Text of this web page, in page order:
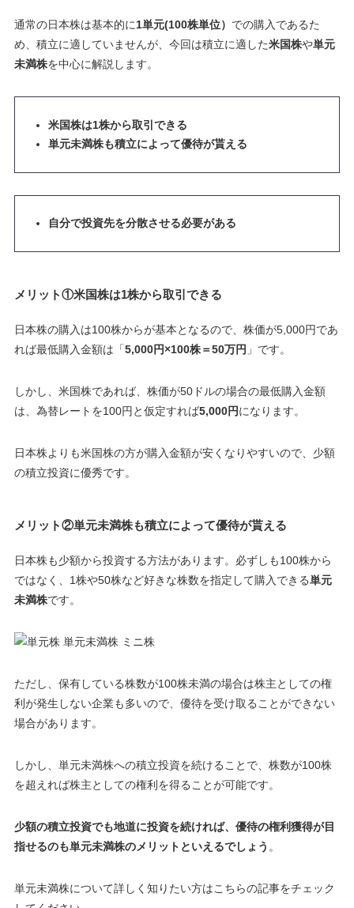
通常の日本株は基本的に1単元(100株単位） での購入であるた
め、積立に適していませんが、今回は積立に適した米国株や単元
未満株を中心に解説します。
米国株は1株から取引できる
単元未満株も積立によって優待が貰える
自分で投資先を分散させる必要がある
メリット①米国株は1株から取引できる
日本株の購入は100株からが基本となるので、株価が5,000円であ
れば最低購入金額は「5,000円×100株＝50万円 」です。
しかし、米国株であれば、株価が50ドルの場合の最低購入金額
は、為替レートを100円と仮定すれば5,000円になります。
日本株よりも米国株の方が購入金額が安くなりやすいので、少額
の積立投資に優秀です。
メリット②単元未満株も積立によって優待が貰える
日本株も少額から投資する方法があります。必ずしも100株から
ではなく、1株や50株など好きな株数を指定して購入できる単元
未満株です。
ただし、保有している株数が100株未満の場合は株主としての権
利が発生しない企業も多いので、 優待を受け取ることができない
場合があります。
しかし、単元未満株への積立投資を続けることで、株数が100株
を超えれば株主としての権利を得ることが可能です。
少額の積立投資でも地道に投資を続ければ、優待の権利獲得が目
指せるのも単元未満株のメリットといえるでしょう 。
単元未満株について詳しく知りたい方はこちらの記事をチェック